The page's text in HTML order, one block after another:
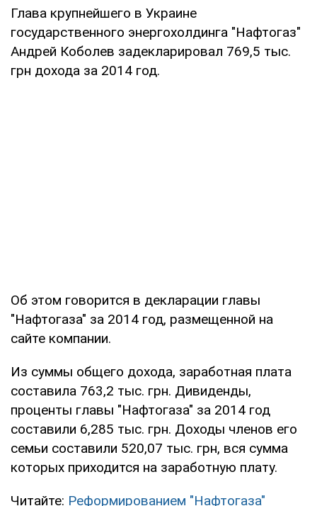
Глава крупнейшего в Украине
государственного энергохолдинга "Нафтогаз"
Андрей Коболев задекларировал 769,5 тыс.
грн дохода за 2014 год.
Об этом говорится в декларации главы
"Нафтогаза" за 2014 год, размещенной на
сайте компании.
Из суммы общего дохода, заработная плата
составила 763,2 тыс. грн. Дивиденды,
проценты главы "Нафтогаза" за 2014 год
составили 6,285 тыс. грн. Доходы членов его
семьи составили 520,07 тыс. грн, вся сумма
которых приходится на заработную плату.
Читайте: Реформированием "Нафтогаза"